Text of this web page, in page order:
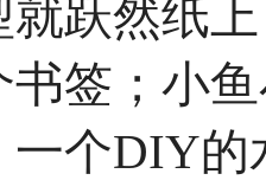
民前来，孩子
”的趣味和魅
创业
团队“e
学生电子商务“